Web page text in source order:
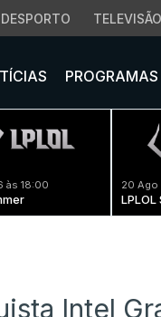
DESPORTO TELEVISÃO
PROGRAMAS
às 18:00 20 Ago
LPLOL
Intel